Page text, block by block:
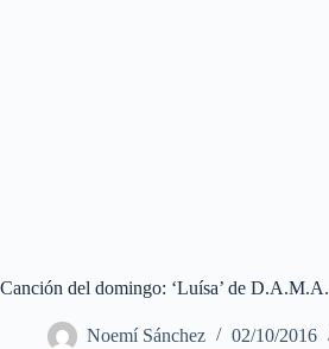
Canción del domingo: ‘Luísa’ de D.A.M.A.
Noemí Sánchez
02/10/2016